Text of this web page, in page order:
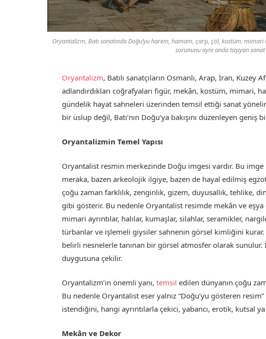
Oryantalizm, Batı sanatında Doğu’yu harem, hamam, çarşı, çöl, kostüm,
sorununu aynı anda taşıyan
Oryantalizm, Batılı sanatçıların Osmanlı, Arap, İran, Kuzey
adlandırdıkları coğrafyaları figür, mekân, kostüm, mimari,
gündelik hayat sahneleri üzerinden temsil ettiği sanat
bir üslup değil, Batı’nın Doğu’ya bakışını düzenleyen geniş
Oryantalizmin Temel Yapısı
Oryantalist resmin merkezinde Doğu imgesi vardır. Bu
meraka, bazen arkeolojik ilgiye, bazen de hayal edilmiş
çoğu zaman farklılık, zenginlik, gizem, duyusallık, tehlike,
gibi gösterir. Bu nedenle Oryantalist resimde mekân ve
mimari ayrıntılar, halılar, kumaşlar, silahlar, seramikler,
türbanlar ve işlemeli giysiler sahnenin görsel kimliğini
belirli nesnelerle tanınan bir görsel atmosfer olarak
duygusuna çekilir.
Oryantalizm’in önemli yanı,temsiledilen dünyanın çoğu
Bu nedenle Oryantalist eser yalnız “Doğu’yu gösteren
istendiğini, hangi ayrıntılarla çekici, yabancı, erotik, kutsal
Mekân ve Dekor